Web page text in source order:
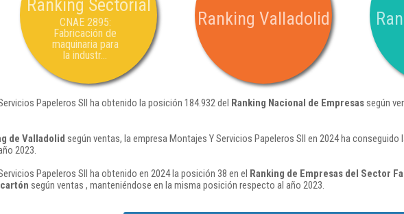
Ranking Sectorial
CNAE 2895:
Fabricación de
maquinaria para
la industr...
Ranking Valladolid
Papeleros Sll ha obtenido la posición 184.932 del Ranking Nacional de Empresassegún
de Valladolid según ventas, la empresa Montajes Y Servicios Papeleros Sll en 2024 ha
2023.
Papeleros Sll ha obtenido en 2024 la posición 38 en el Ranking de Empresas del Sector
según ventas , manteniéndose en la misma posición respecto al año 2023.